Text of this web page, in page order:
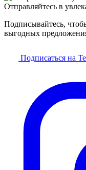
Отправляйтесь в
Подписывайтесь,
выгодных
Подписаться на